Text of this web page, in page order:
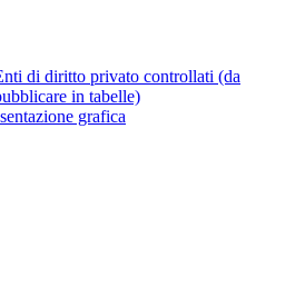
di diritto privato controllati (da
in tabelle)
grafica